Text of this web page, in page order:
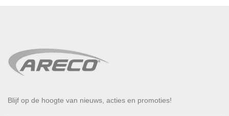
Blijf op de hoogte van nieuws, acties en promoties!